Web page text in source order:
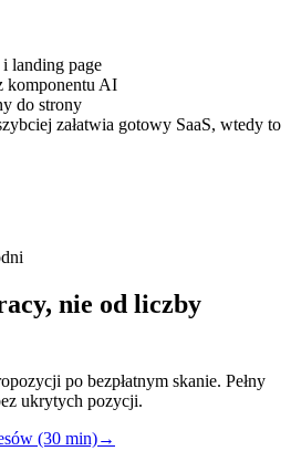
landing page
komponentu AI
do strony
załatwia gotowy SaaS, wtedy to
nie od liczby
po bezpłatnym skanie. Pełny
ukrytych pozycji.
(30 min)→